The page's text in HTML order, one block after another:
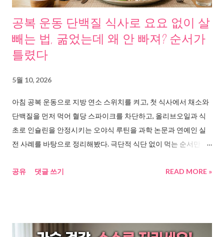
게 갈린다. 한국인만 유독 위암에 약한 이유, 데이터로 보니 보이는
패턴 여러 연구 자료를 추적하다 보니, 한국인이 유독 위암에 취약
한 이유에 일정한 패턴이 발견됐다. 첫 번째, 헬리코박터균이라는
복병이다. 2026년 2월 중앙대 의대 연구팀이 686만 명의 빅데이터
를 분석한 결과 , 헬리코박터균 감염자는 비감염자보다 위암 발생
44%가 이 균에 감염되어 있다. 두 번째, 한국인의 나트륨 과잉 섭취
다. 한겨레 건강 보도 에 따르면 한국인의 하...
공복 운동 단백질 식사로 요요 없이 살
빼는 법, 굶었는데 왜 안 빠져? 순서가
틀렸다
5월 10, 2026
아침 공복 운동으로 지방 연소 스위치를 켜고, 첫 식사에서 채소와
단백질을 먼저 먹어 혈당 스파이크를 차단하고, 올리브오일과 식
초로 인슐린을 안정시키는 오야식 루틴을 과학 논문과 연예인 실
전 사례를 바탕으로 정리해봤다. 극단적 식단 없이 먹는 순서만 바
식사, 왜 갑자기 모두가 아침을 바꾸기 시작했을까 요즘 SNS를 열
공유 댓글 쓰기 READ MORE »